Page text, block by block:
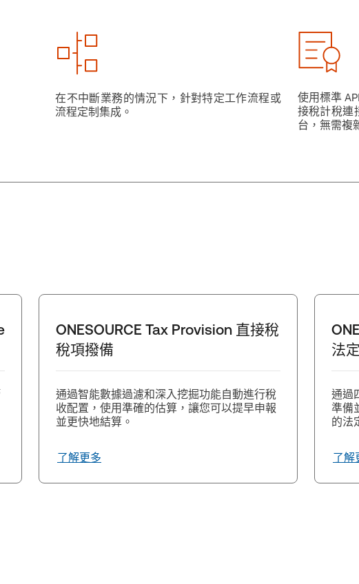
在不中斷業務的情況下，針對特定工作流程或
流程定制集成。
使用標準
接稅計稅連
台，無需複
ONESOURCE Tax Provision 直接稅
稅項撥備
通過智能數據過濾和深入挖掘功能自動進行稅
收配置，使用準確的估算，讓您可以提早申報
並更快地結算。
了解更多
法
通過
準備
的法
了解